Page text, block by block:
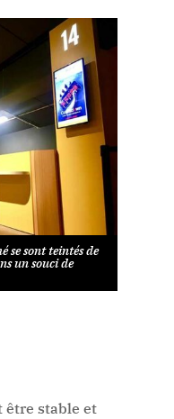
se sont teintés de
un souci de
être stable et